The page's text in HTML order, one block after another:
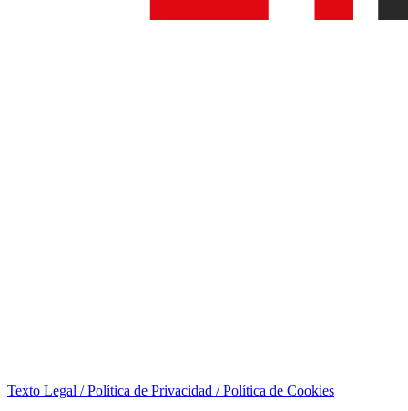
Texto Legal / Política de Privacidad / Política de Cookies